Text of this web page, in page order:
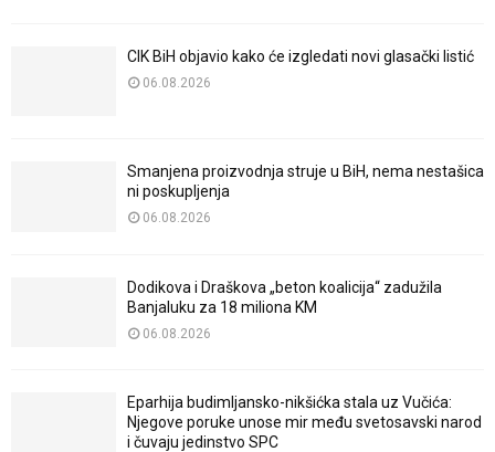
CIK BiH objavio kako će izgledati novi glasački listić
06.08.2026
Smanjena proizvodnja struje u BiH, nema nestašica
ni poskupljenja
06.08.2026
Dodikova i Draškova „beton koalicija“ zadužila
Banjaluku za 18 miliona KM
06.08.2026
Eparhija budimljansko-nikšićka stala uz Vučića:
Njegove poruke unose mir među svetosavski narod
i čuvaju jedinstvo SPC